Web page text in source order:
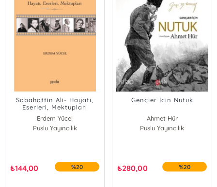
Sabahattin Ali- Hayatı,
Eserleri, Mektupları
Erdem Yücel
Puslu Yayıncılık
₺144,00 %20
Gençler İçin Nutuk
Ahmet Hür
Puslu Yayıncılık
₺280,00 %20